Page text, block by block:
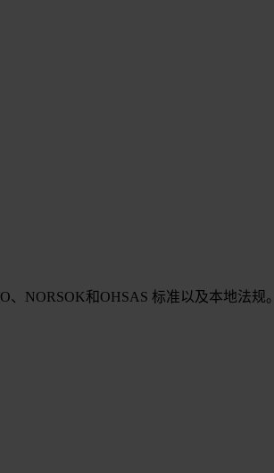
NORSOK和OHSAS 标准以及本地法规。